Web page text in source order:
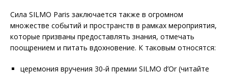
Сила SILMO Paris заключается также в огромном
множестве событий и пространств в рамках мероприятия,
которые призваны предоставлять знания, отмечать
поощрением и питать вдохновение. К таковым относятся:
церемония вручения 30-й премии SILMO d’Or (читайте